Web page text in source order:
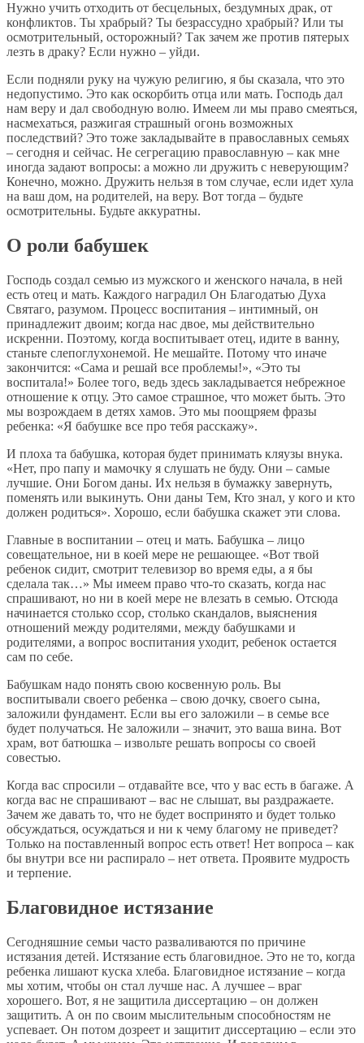
Нужно учить отходить от бесцельных, бездумных драк, от
конфликтов. Ты храбрый? Ты безрассудно храбрый? Или ты
осмотрительный, осторожный? Так зачем же против пятерых
лезть в драку? Если нужно – уйди.
Если подняли руку на чужую религию, я бы сказала, что это
недопустимо. Это как оскорбить отца или мать. Господь дал
нам веру и дал свободную волю. Имеем ли мы право смеяться,
насмехаться, разжигая страшный огонь возможных
последствий? Это тоже закладывайте в православных семьях
– сегодня и сейчас. Не сегрегацию православную – как мне
иногда задают вопросы: а можно ли дружить с неверующим?
Конечно, можно. Дружить нельзя в том случае, если идет хула
на ваш дом, на родителей, на веру. Вот тогда – будьте
осмотрительны. Будьте аккуратны.
О роли бабушек
Господь создал семью из мужского и женского начала, в ней
есть отец и мать. Каждого наградил Он Благодатью Духа
Святаго, разумом. Процесс воспитания – интимный, он
принадлежит двоим; когда нас двое, мы действительно
искренни. Поэтому, когда воспитывает отец, идите в ванну,
станьте слепоглухонемой. Не мешайте. Потому что иначе
закончится: «Сама и решай все проблемы!», «Это ты
воспитала!» Более того, ведь здесь закладывается небрежное
отношение к отцу. Это самое страшное, что может быть. Это
мы возрождаем в детях хамов. Это мы поощряем фразы
ребенка: «Я бабушке все про тебя расскажу».
И плоха та бабушка, которая будет принимать кляузы внука.
«Нет, про папу и мамочку я слушать не буду. Они – самые
лучшие. Они Богом даны. Их нельзя в бумажку завернуть,
поменять или выкинуть. Они даны Тем, Кто знал, у кого и кто
должен родиться». Хорошо, если бабушка скажет эти слова.
Главные в воспитании – отец и мать. Бабушка – лицо
совещательное, ни в коей мере не решающее. «Вот твой
ребенок сидит, смотрит телевизор во время еды, а я бы
сделала так…» Мы имеем право что-то сказать, когда нас
спрашивают, но ни в коей мере не влезать в семью. Отсюда
начинается столько ссор, столько скандалов, выяснения
отношений между родителями, между бабушками и
родителями, а вопрос воспитания уходит, ребенок остается
сам по себе.
Бабушкам надо понять свою косвенную роль. Вы
воспитывали своего ребенка – свою дочку, своего сына,
заложили фундамент. Если вы его заложили – в семье все
будет получаться. Не заложили – значит, это ваша вина. Вот
храм, вот батюшка – извольте решать вопросы со своей
совестью.
Когда вас спросили – отдавайте все, что у вас есть в багаже. А
когда вас не спрашивают – вас не слышат, вы раздражаете.
Зачем же давать то, что не будет воспринято и будет только
обсуждаться, осуждаться и ни к чему благому не приведет?
Только на поставленный вопрос есть ответ! Нет вопроса – как
бы внутри все ни распирало – нет ответа. Проявите мудрость
и терпение.
Благовидное истязание
Сегодняшние семьи часто разваливаются по причине
истязания детей. Истязание есть благовидное. Это не то, когда
ребенка лишают куска хлеба. Благовидное истязание – когда
мы хотим, чтобы он стал лучше нас. А лучшее – враг
хорошего. Вот, я не защитила диссертацию – он должен
защитить. А он по своим мыслительным способностям не
успевает. Он потом дозреет и защитит диссертацию – если это